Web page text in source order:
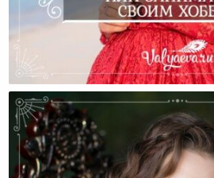
Работать Или